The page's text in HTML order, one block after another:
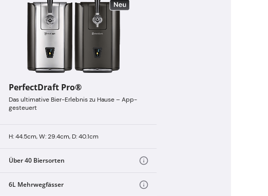
PerfectDraft Pro®
Das ultimative Bier-Erlebnis zu Hause – App-
gesteuert
H: 44.5cm, W: 29.4cm, D: 40.1cm
Über 40 Biersorten
6L Mehrwegfässer